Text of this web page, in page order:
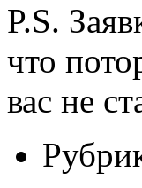
P.S.
что
вас не